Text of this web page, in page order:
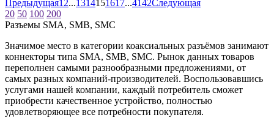
Предыдущая1 2...1314151617...4142Следующая
20 50 100 200
Разъeмы SMA, SMB, SMC
Значимое место в категории коаксиальных разъёмов занимают
коннекторы типа SMA, SMB, SMC. Рынок данных товаров
переполнен самыми разнообразными предложениями, от
самых разных компаний-производителей. Воспользовавшись
услугами нашей компании, каждый потребитель сможет
приобрести качественное устройство, полностью
удовлетворяющее все потребности покупателя.